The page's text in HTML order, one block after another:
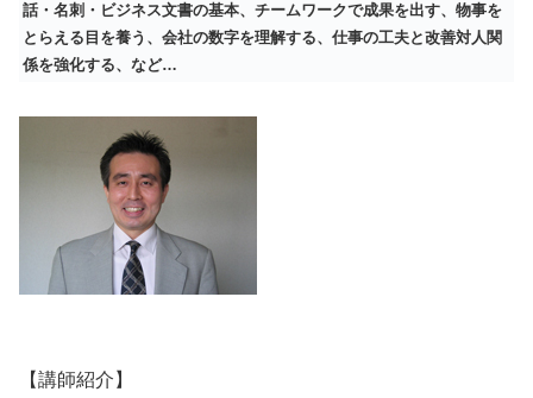
話・名刺・ビジネス文書の基本、チームワークで成果を出す、物事を
とらえる目を養う、会社の数字を理解する、仕事の工夫と改善対人関
係を強化する、など…
【講師紹介】